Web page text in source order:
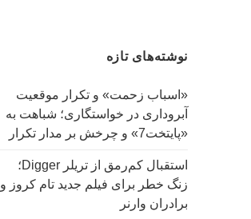
ب
ا
ی
:
نوشته‌های تازه
«اسباب زحمت» و تکرار موقعیت
آبروداری در خواستگاری؛ شباهت به
«پایتخت7» و چرخش بر مدار تکرار
استقبال کم‌رمق از تریلر Digger؛
زنگ خطر برای فیلم جدید تام کروز و
برادران وارنر